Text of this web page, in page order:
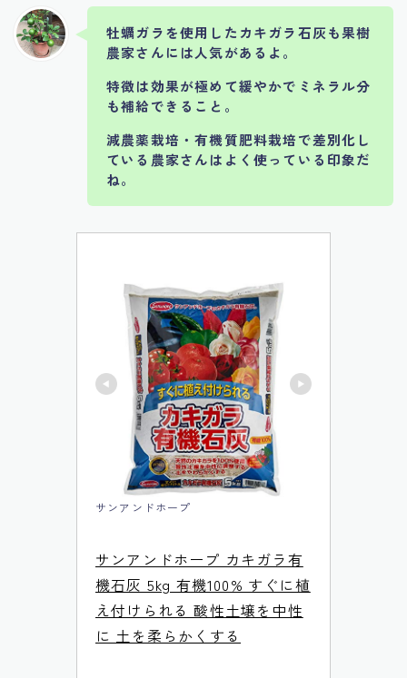
牡蠣ガラを使用したカキガラ石灰も果樹
農家さんには人気があるよ。
特徴は効果が極めて緩やかでミネラル分
も補給できること。
減農薬栽培・有機質肥料栽培で差別化し
ている農家さんはよく使っている印象だ
ね。
サンアンドホープ
サンアンドホープ カキガラ有
機石灰 5kg 有機100% すぐに植
え付けられる 酸性土壌を中性
に 土を柔らかくする